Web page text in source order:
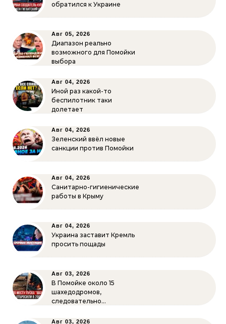
обратился к Украине
Авг 05, 2026
Диапазон реально
возможного для Помойки
выбора
Авг 04, 2026
Иной раз какой-то
беспилотник таки
долетает
Авг 04, 2026
Зеленский ввёл новые
санкции против Помойки
Авг 04, 2026
Санитарно-гигиенические
работы в Крыму
Авг 04, 2026
Украина заставит Кремль
просить пощады
Авг 03, 2026
В Помойке около 15
шахедодромов,
следовательно…
Авг 03, 2026